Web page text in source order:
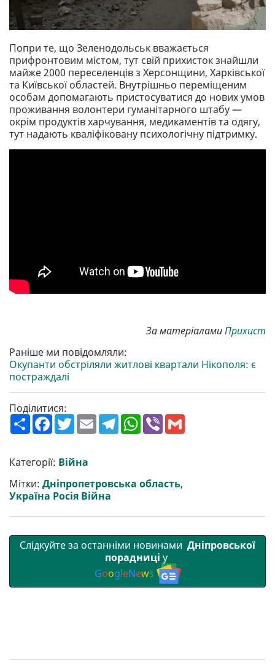
Попри те, що Зеленодольськ вважається
прифронтовим містом, тут свій прихисток знайшли
майже 2000 переселенців з Херсонщини, Харківської
та Київської областей. Внутрішньо переміщеним
особам допомагають пристосуватися до нових умов
проживання волонтери гуманітарного штабу —
окрім продуктів харчування, медикаментів та одягу,
тут надають кваліфіковану психологічну підтримку.
За матеріаламиПрихист
Раніше ми повідомляли:
Окупанти обстріляли житлові квартали Нікополя: є
постраждалі
Поділитися:
П
о
р
и
т
и
F
a
b
o
o
k
T
w
t
e
r
E
m
T
e
a
m
W
h
p
p
V
Категорії: Війна
Мітки: Дніпропетровська область,
Україна Росія Війна
Слідкуйте за останніми новинами Дніпровської
порадниці у
GoogleNews